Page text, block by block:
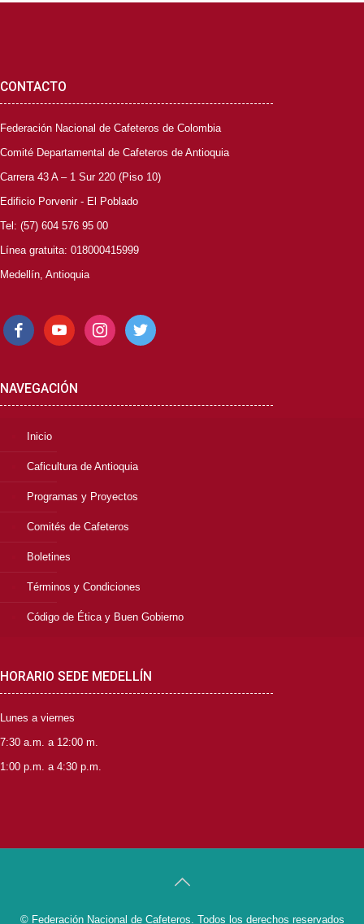
CONTACTO
Federación Nacional de Cafeteros de Colombia
Comité Departamental de Cafeteros de Antioquia
Carrera 43 A – 1 Sur 220 (Piso 10)
Edificio Porvenir - El Poblado
Tel: (57) 604 576 95 00
Línea gratuita: 018000415999
Medellín, Antioquia
facebookyoutube instagramtwitter
NAVEGACIÓN
Inicio
Caficultura de Antioquia
Programas y Proyectos
Comités de Cafeteros
Boletines
Términos y Condiciones
Código de Ética y Buen Gobierno
HORARIO SEDE MEDELLÍN
Lunes a viernes
7:30 a.m. a 12:00 m.
1:00 p.m. a 4:30 p.m.
© Federación Nacional de Cafeteros. Todos los derechos reservados